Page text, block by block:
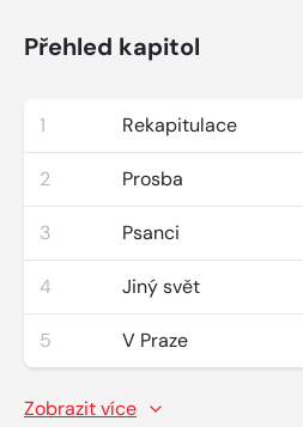
Přehled kapitol
1 Rekapitulace
2 Prosba
3 Psanci
4 Jiný svět
5 V Praze
Zobrazit více